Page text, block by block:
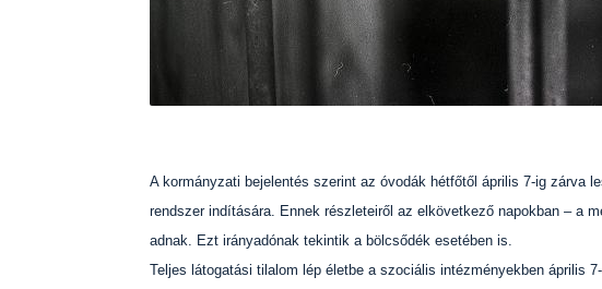
A kormányzati bejelentés szerint az óvodák hétfőtől április 7-ig zárva
rendszer indítására. Ennek részleteiről az elkövetkező napokban – a
adnak. Ezt irányadónak tekintik a bölcsődék esetében is.
Teljes látogatási tilalom lép életbe a szociális intézményekben április 7-